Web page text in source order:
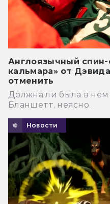
Англоязычный
кальмара» от
отменить
Должна ли была в нем
Бланшетт, неясно.
Новости